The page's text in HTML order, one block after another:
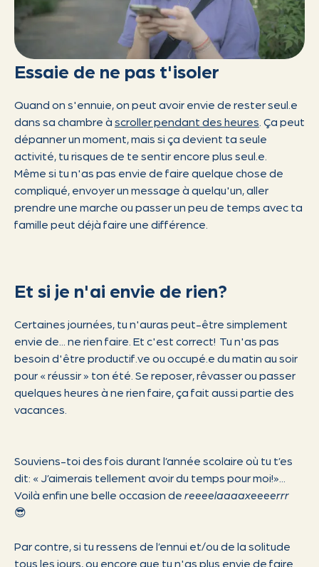
Essaie de ne pas t'isoler
Quand on s'ennuie, on peut avoir envie de rester seul.e
dans sa chambre à scroller pendant des heures . Ça peut
dépanner un moment, mais si ça devient ta seule
activité, tu risques de te sentir encore plus seul.e.
Même si tu n'as pas envie de faire quelque chose de
compliqué, envoyer un message à quelqu'un, aller
prendre une marche ou passer un peu de temps avec ta
famille peut déjà faire une différence.
Et si je n'ai envie de rien?
Certaines journées, tu n'auras peut-être simplement
envie de... ne rien faire. Et c'est correct! Tu n'as pas
besoin d'être productif.ve ou occupé.e du matin au soir
pour « réussir » ton été. Se reposer, rêvasser ou passer
quelques heures à ne rien faire, ça fait aussi partie des
vacances.
Souviens-toi des fois durant l’année scolaire où tu t’es
dit: « J’aimerais tellement avoir du temps pour moi!»...
Voilà enfin une belle occasion de reeeelaaaaxeeeerrr
😎
Par contre, si tu ressens de l’ennui et/ou de la solitude
tous les jours, ou encore que tu n'as plus envie de faire